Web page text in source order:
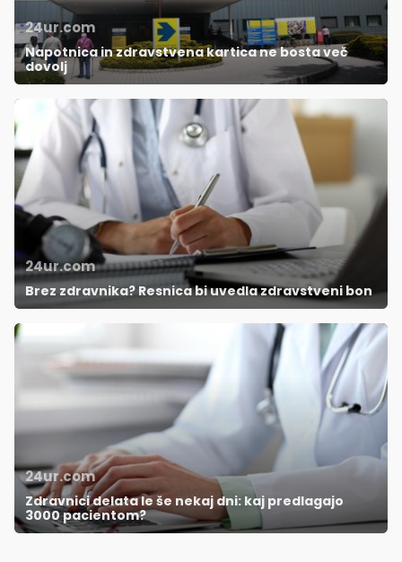
24ur.com
Napotnica in zdravstvena kartica ne bosta več
dovolj
24ur.com
Brez zdravnika? Resnica bi uvedla zdravstveni bon
24ur.com
Zdravnici delata le še nekaj dni: kaj predlagajo
3000 pacientom?